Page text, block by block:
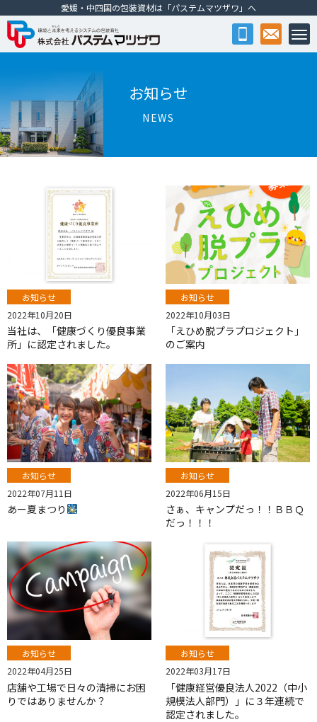
株式会社パステムマツザワ
愛媛・中四国の包装資材は「パステムマツザワ」へ
お知らせ
NEWS
お知らせ
2022年10月20日
当社は、「健康づくり優良事業
所」に認定されました。
お知らせ
2022年10月03日
「えひめ脱プラプロジェクト」
のご案内
お知らせ
2022年07月11日
あー夏まつり
お知らせ
2022年06月15日
さぁ、キャンプだっ！！ＢＢＱ
だっ！！！
お知らせ
2022年04月25日
店舗や工場で日々の清掃にお困
りではありませんか？
お知らせ
2022年03月17日
「健康経営優良法人2022（中小
規模法人部門）」に３年連続で
認定されました。